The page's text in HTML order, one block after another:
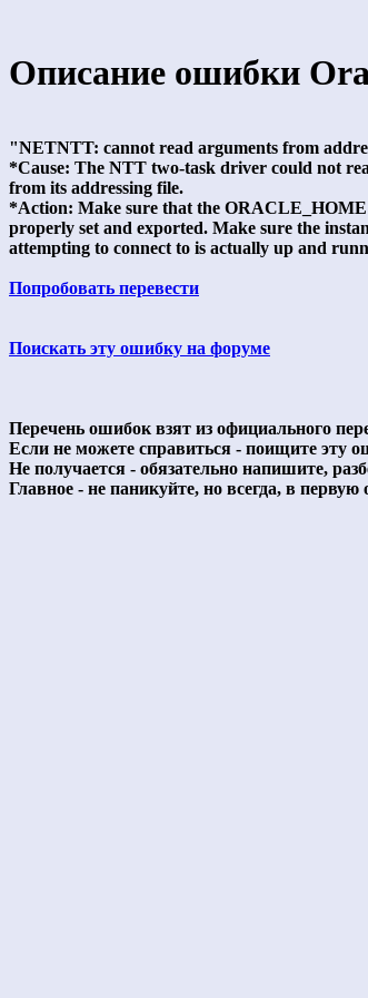
Описание ошибки
"NETNTT: cannot read arguments from
*Cause: The NTT two-task driver could not
from its addressing file.
*Action: Make sure that the ORACLE_HOME
properly set and exported. Make sure the
attempting to connect to is actually up and
Попробовать перевести
Поискать эту ошибку на форуме
Перечень ошибок взят из официального
Если не можете справиться - поищите
Не получается - обязательно напишите,
Главное - не паникуйте, но всегда, в первую